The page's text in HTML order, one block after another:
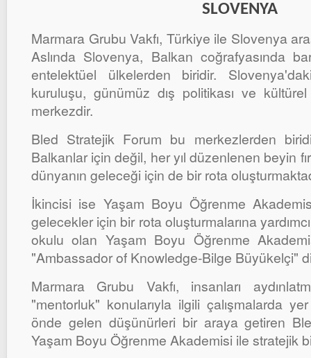
SLOVENYA
Marmara Grubu Vakfı, Türkiye ile Slovenya
Aslında Slovenya, Balkan coğrafyasında
entelektüel ülkelerden biridir.
kuruluşu, günümüz dış politikası ve
merkezdir.
Bled Stratejik Forum bu merkezlerden
Balkanlar için değil, her yıl düzenlenen beyin
dünyanın geleceği için de bir rota
İkincisi ise Yaşam Boyu Öğrenme
gelecekler için bir rota oluşturmalarına
okulu olan Yaşam Boyu Öğrenme
"Ambassador of Knowledge-Bilge Büyükelçi"
Marmara Grubu Vakfı, insanları
"mentorluk" konularıyla ilgili çalışmalarda
önde gelen düşünürleri bir araya getiren
Yaşam Boyu Öğrenme Akademisi ile stratejik